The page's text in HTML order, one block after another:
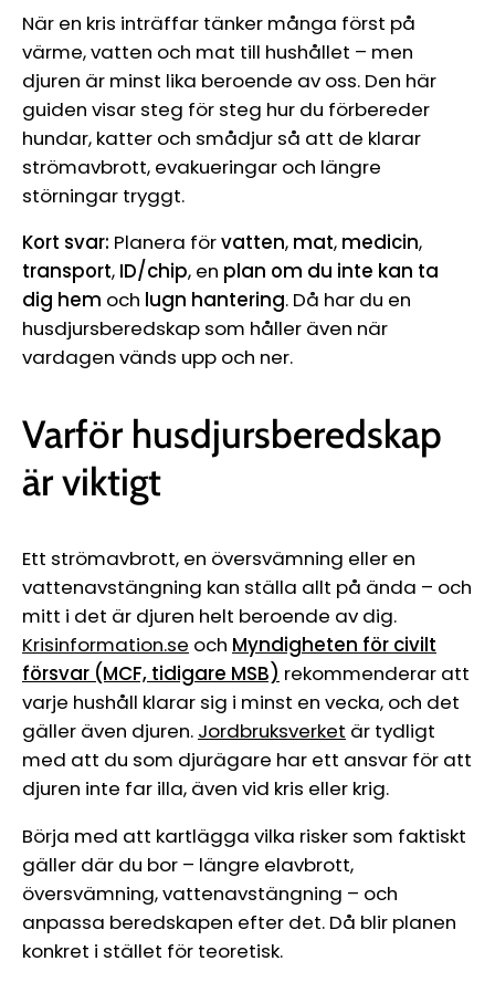
När en kris inträffar tänker många först på
värme, vatten och mat till hushållet – men
djuren är minst lika beroende av oss. Den här
guiden visar steg för steg hur du förbereder
hundar, katter och smådjur så att de klarar
strömavbrott, evakueringar och längre
störningar tryggt.
Kort svar: Planera förvatten, mat, medicin,
transport, ID/chip, en plan om du inte kan ta
dig hem och lugn hantering. Då har du en
husdjursberedskap som håller även när
vardagen vänds upp och ner.
Varför husdjursberedskap
är viktigt
Ett strömavbrott, en översvämning eller en
vattenavstängning kan ställa allt på ända – och
mitt i det är djuren helt beroende av dig.
Krisinformation.se och Myndigheten för civilt
försvar (MCF, tidigare MSB) rekommenderar att
varje hushåll klarar sig i minst en vecka, och det
gäller även djuren. Jordbruksverket är tydligt
med att du som djurägare har ett ansvar för att
djuren inte far illa, även vid kris eller krig.
Börja med att kartlägga vilka risker som faktiskt
gäller där du bor – längre elavbrott,
översvämning, vattenavstängning – och
anpassa beredskapen efter det. Då blir planen
konkret i stället för teoretisk.